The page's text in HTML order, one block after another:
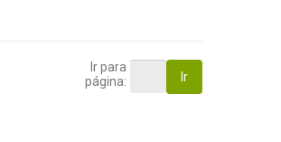
Ir para
página:
Ir